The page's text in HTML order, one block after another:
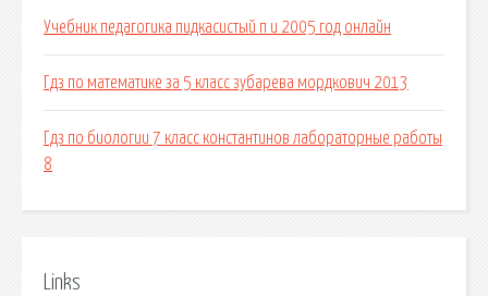
Учебник педагогика пидкасистый п и 2005 год онлайн
Гдз по математике за 5 класс зубарева мордкович 2013
Гдз по биологии 7 класс константинов лабораторные работы
8
Links